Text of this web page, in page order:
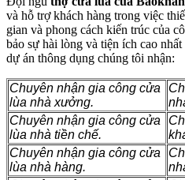
và hỗ trợ khách hàng trong việc
gian và phong cách kiến trúc của
bảo sự hài lòng và tiện ích cao
dự án thông dụng chúng tôi nhận:
Chuyên nhận gia công cửa
lùa nhà xưởng.
Chuyên nhận gia công cửa
lùa nhà tiền chế.
Chuyên nhận gia công cửa
lùa nhà hàng.